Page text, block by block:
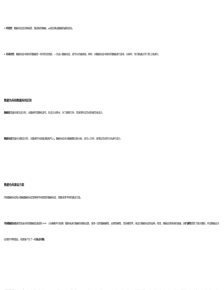
3. 时变性： 数据仓库会定期接受、集成新的数据，从而反映出数据的最新变化。
4. 非易失性： 数据仓库中保存的数据是一系列历史快照，一旦进入数据仓库，就不允许被修改。同时，对数据仓库中保存的数据进行查询、分析时，也只能通过专门的工具进行。
数据仓库和数据库的区别
数据库是面向事务设计的，主要操作是随机读写。在设计过程中，为了避免冗余，常采用符合范式的规范来设计。
数据仓库是面向主题设计的，主要操作为批量读取和写入。 数据仓库关注数据整合和分析，会引入冗余，采用反范式的方式进行设计。
数据仓库建设方案
传统数据仓库和大数据数据仓库是两种不同类型的数据仓库，需要采用不同的建设方案。
传统数据仓库通常是由关系型数据库组成的 MPP （大规模并行处理）集群来进行数据存储和运算 ，采用一定的数据模型，如星型模型、雪花模型等，来设计数据仓库的结构。但是，随着应用系统的发展，其扩展性受到了很大限制，并且随着业务
应用的不断增加，也逐渐产生了一些热点问题